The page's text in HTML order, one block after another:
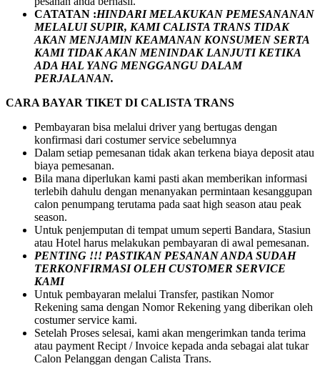
CATATAN :HINDARI MELAKUKAN PEMESANANAN
MELALUI SUPIR, KAMICALISTA TRANS TIDAK
AKAN MENJAMIN KEAMANAN KONSUMEN SERTA
KAMI TIDAK AKAN MENINDAK LANJUTI KETIKA
ADA HAL YANG MENGGANGU DALAM
PERJALANAN.
CARA BAYAR TIKET DI CALISTA TRANS
Pembayaran bisa melalui driver yang bertugas dengan
konfirmasi dari costumer service sebelumnya
Dalam setiap pemesanan tidak akan terkena biaya deposit atau
biaya pemesanan.
Bila mana diperlukan kami pasti akan memberikan informasi
terlebih dahulu dengan menanyakan permintaan kesanggupan
calon penumpang terutama pada saat high season atau peak
season.
Untuk penjemputan di tempat umum seperti Bandara, Stasiun
atau Hotel harus melakukan pembayaran di awal pemesanan.
PENTING !!! PASTIKAN PESANAN ANDA SUDAH
TERKONFIRMASI OLEH CUSTOMER SERVICE
KAMI
Untuk pembayaran melalui Transfer, pastikan Nomor
Rekening sama dengan Nomor Rekening yang diberikan oleh
costumer service kami.
Setelah Proses selesai, kami akan mengerimkan tanda terima
atau payment Recipt / Invoice kepada anda sebagai alat tukar
Calon Pelanggan dengan Calista Trans.